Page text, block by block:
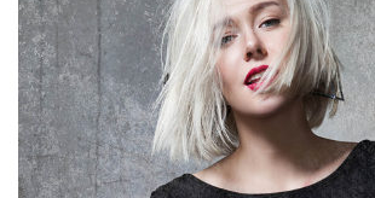
(1783 Overlays)
Large 6000*4000px
Darmowe Pobieranie